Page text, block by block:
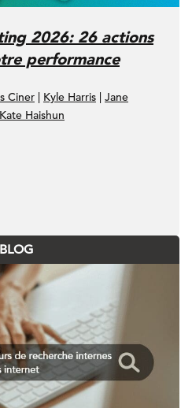
2026: 26 actions
performance
Ciner Kyle Harris
Jane
Kate Haishun
BLOG